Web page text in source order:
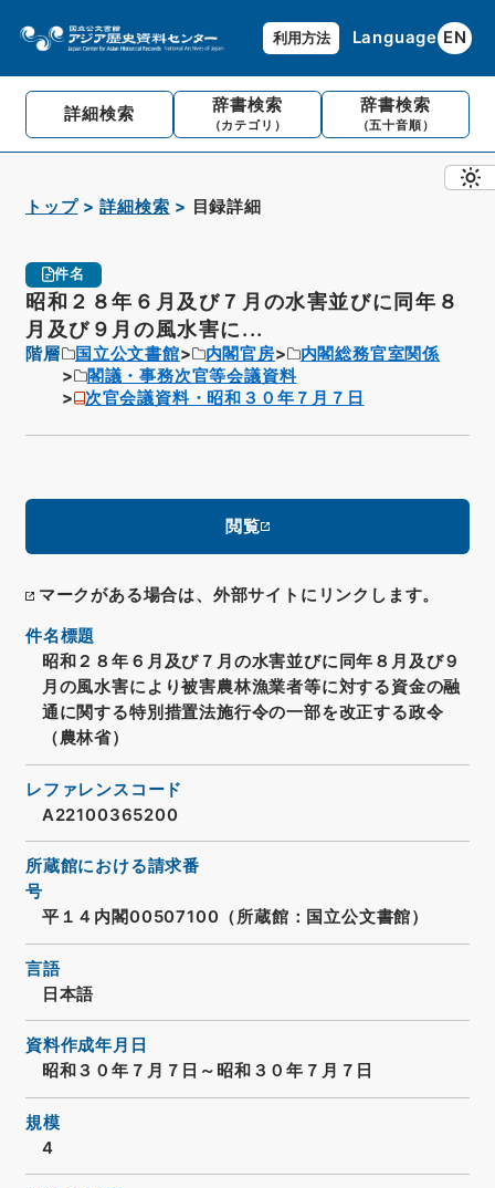
利用方法 Language EN
詳細検索 辞書検索
（カテゴリ）
辞書検索
（五十音順）
トップ 詳細検索 目録詳細
件名
昭和２８年６月及び７月の水害並びに同年８
月及び９月の風水害に...
階層 国立公文書館 内閣官房
内閣総務官室関係
閣議・事務次官等会議資料
次官会議資料・昭和３０年７月７日
閲覧
マークがある場合は、外部サイトにリンクします。
件名標題
昭和２８年６月及び７月の水害並びに同年８月及び９
月の風水害により被害農林漁業者等に対する資金の融
通に関する特別措置法施行令の一部を改正する政令
（農林省）
レファレンスコード
A22100365200
所蔵館における請求番
号
平１４内閣00507100（所蔵館：国立公文書館）
言語
日本語
資料作成年月日
昭和３０年７月７日～昭和３０年７月７日
規模
4